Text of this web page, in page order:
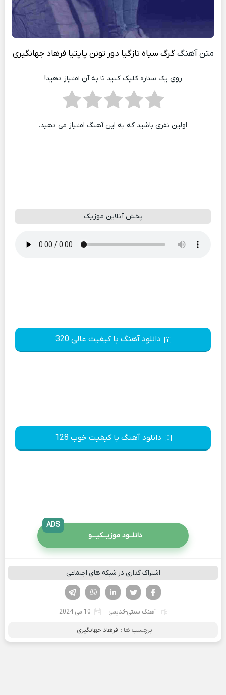
متن آهنگگرگ سیاه تازگیا دور تونن پاپتیا فرهاد جهانگیری
روی یک ستاره کلیک کنید تا به آن امتیاز دهید!
اولین نفری باشید که به این آهنگ امتیاز می دهید.
پخش آنلاین موزیک
دانلود آهنگ با کیفیت عالی 320
دانلود آهنگ با کیفیت خوب 128
دانلــود موزیــکیـــو
ADS
اشتراک گذاری در شبکه های اجتماعی
لینکدین تویتر
فیسوک
آهنگ سنتی-قدیمی 10 می 2024
برچسب ها : فرهاد جهانگیری